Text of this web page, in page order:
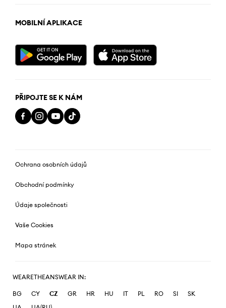
MOBILNÍ APLIKACE
PŘIPOJTE SE K NÁM
Ochrana osobních údajů
Obchodní podmínky
Údaje společnosti
Vaše Cookies
Mapa stránek
WEARETHEANSWEAR IN:
BG CY CZ GR HR HU IT PL RO SI
SK